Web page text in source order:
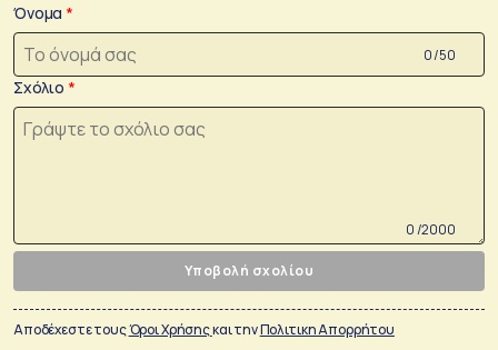
Όνομα
0 /50
Σχόλιο
0 /2000
Υποβολή σχολίου
Αποδέχεστε τουςΌροι Χρήσηςκαι τηνΠολιτικη Απορρήτου